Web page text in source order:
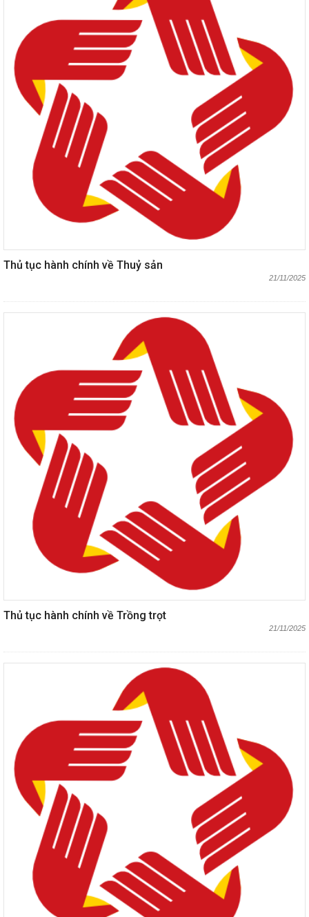
Thủ tục hành chính về Thuỷ sản
21/11/2025
Thủ tục hành chính về Trồng trọt
21/11/2025